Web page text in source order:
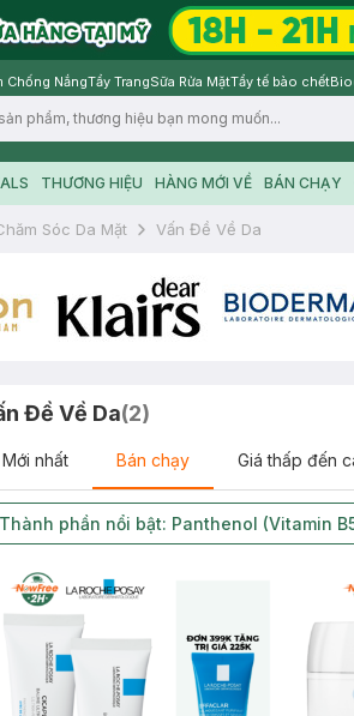
Chống NắngTẩy TrangSữa Rửa MặtTẩy tế bào chết
THƯƠNG HIỆU HÀNG MỚI VỀ BÁN CHẠY
Sóc Da Mặt Vấn Đề Về Da
Đề Về Da(2)
Mới nhất Bán chạy Giá thấp đến
Thành phần nổi bật: Panthenol (Vitamin